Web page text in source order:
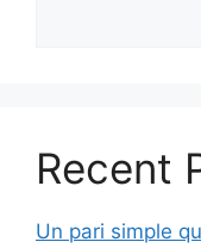
Recent
Un pari simple